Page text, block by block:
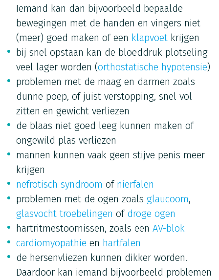
Iemand kan dan bijvoorbeeld bepaalde
bewegingen met de handen en vingers niet
(meer) goed maken of een klapvoet krijgen
bij snel opstaan kan de bloeddruk plotseling
veel lager worden (orthostatische hypotensie)
problemen met de maag en darmen zoals
dunne poep, of juist verstopping, snel vol
zitten en gewicht verliezen
de blaas niet goed leeg kunnen maken of
ongewild plas verliezen
mannen kunnen vaak geen stijve penis meer
krijgen
nefrotisch syndroom of nierfalen
problemen met de ogen zoals glaucoom,
glasvocht troebelingen of droge ogen
hartritmestoornissen, zoals een AV-blok
cardiomyopathie en hartfalen
de hersenvliezen kunnen dikker worden.
Daardoor kan iemand bijvoorbeeld problemen